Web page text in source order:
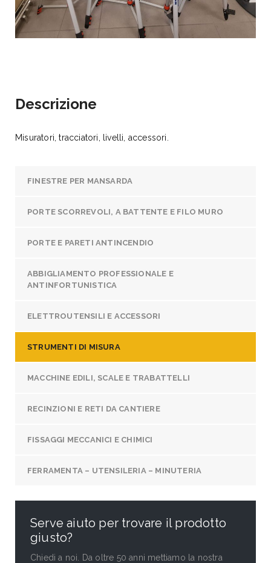
FINESTRE PER MANSARDA
PORTE SCORREVOLI, A BATTENTE E FILO MURO
PORTE E PARETI ANTINCENDIO
ABBIGLIAMENTO PROFESSIONALE E
ANTINFORTUNISTICA
ELETTROUTENSILI E ACCESSORI
STRUMENTI DI MISURA
MACCHINE EDILI, SCALE E TRABATTELLI
RECINZIONI E RETI DA CANTIERE
FISSAGGI MECCANICI E CHIMICI
FERRAMENTA – UTENSILERIA – MINUTERIA
Serve aiuto per trovare il prodotto
giusto?
Chiedi a noi. Da oltre 50 anni mettiamo la nostra
Descrizione
Misuratori, tracciatori, livelli, accessori.